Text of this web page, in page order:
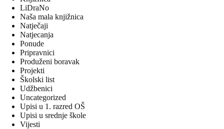
LiDraNo
Naša mala knjižnica
Natječaji
Natjecanja
Ponude
Pripravnici
Produženi boravak
Projekti
Školski list
Udžbenici
Uncategorized
Upisi u 1. razred OŠ
Upisi u srednje škole
Vijesti